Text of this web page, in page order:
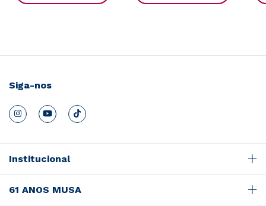
Siga-nos
Institucional
61 ANOS MUSA